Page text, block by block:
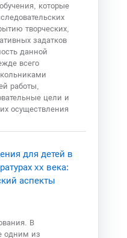
которые
творческих,
задатков
данной
всего
работы,
цели и
осуществления
для детей в
xx века:
аспекты
В
одним из